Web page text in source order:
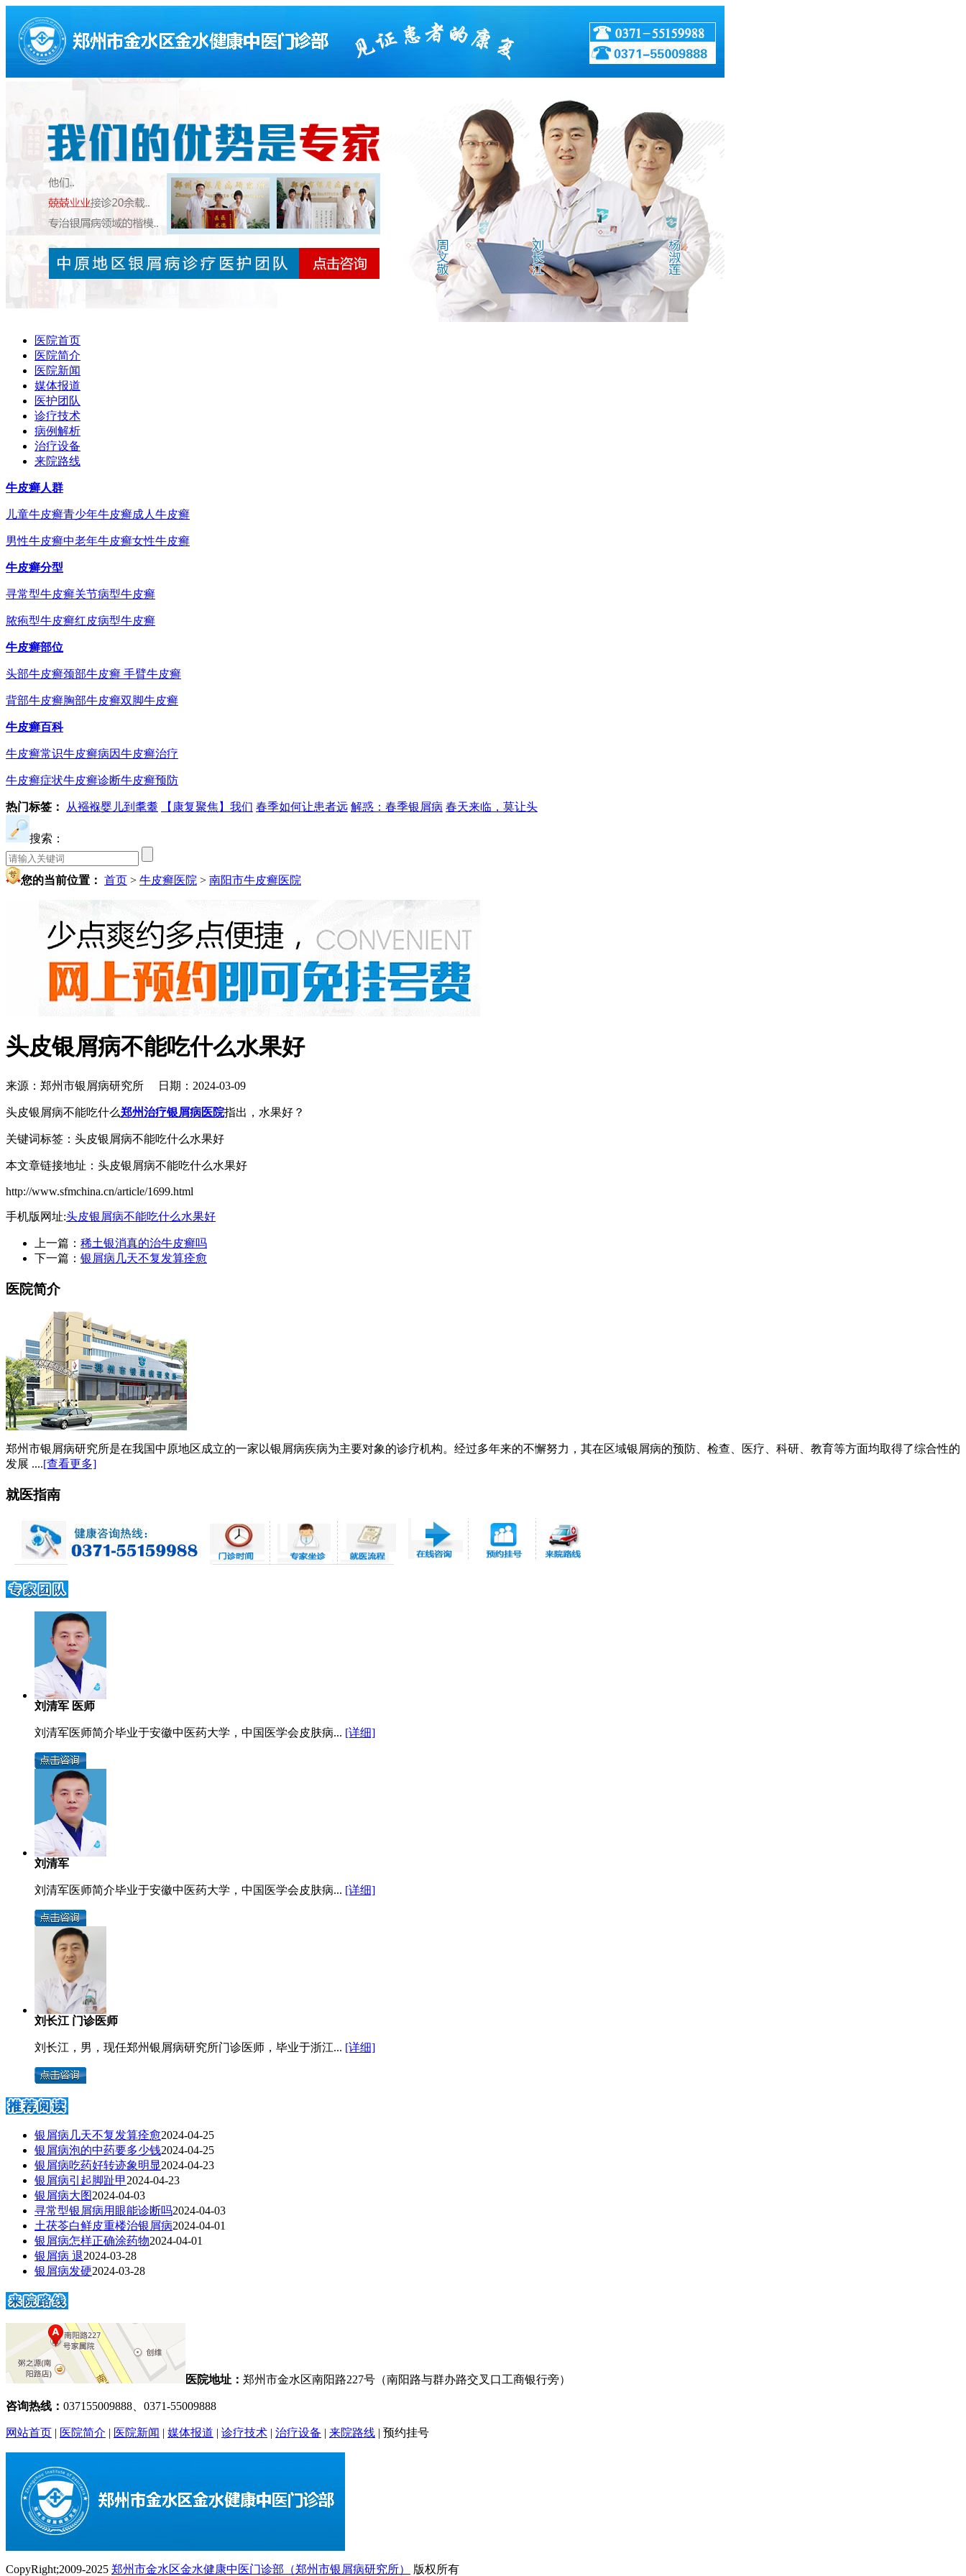
医院首页
医院简介
医院新闻
媒体报道
医护团队
诊疗技术
病例解析
治疗设备
来院路线
牛皮癣人群
儿童牛皮癣青少年牛皮癣成人牛皮癣
男性牛皮癣中老年牛皮癣女性牛皮癣
牛皮癣分型
寻常型牛皮癣关节病型牛皮癣
脓疱型牛皮癣红皮病型牛皮癣
牛皮癣部位
头部牛皮癣颈部牛皮癣 手臂牛皮癣
背部牛皮癣胸部牛皮癣双脚牛皮癣
牛皮癣百科
牛皮癣常识牛皮癣病因牛皮癣治疗
牛皮癣症状牛皮癣诊断牛皮癣预防
热门标签： 从襁褓婴儿到耄耋 【康复聚焦】我们 春季如何让患者远 解惑：春季银屑病 春天来临，莫让头
搜索：
您的当前位置： 首页 > 牛皮癣医院 > 南阳市牛皮癣医院
头皮银屑病不能吃什么水果好
来源：郑州市银屑病研究所 日期：2024-03-09
头皮银屑病不能吃什么郑州治疗银屑病医院指出，水果好？
关键词标签：头皮银屑病不能吃什么水果好
本文章链接地址：头皮银屑病不能吃什么水果好
http://www.sfmchina.cn/article/1699.html
手机版网址:头皮银屑病不能吃什么水果好
上一篇： 稀土银消真的治牛皮癣吗
下一篇： 银屑病几天不复发算痊愈
医院简介
郑州市银屑病研究所是在我国中原地区成立的一家以银屑病疾病为主要对象的诊疗机构。经过多年来的不懈努力，其在区域银屑病的预防、检查、医疗、科研、教育等方面均取得了综合性的
发展 ....[查看更多]
就医指南
刘清军 医师
刘清军医师简介毕业于安徽中医药大学，中国医学会皮肤病... [详细]
刘清军
刘清军医师简介毕业于安徽中医药大学，中国医学会皮肤病... [详细]
刘长江 门诊医师
刘长江，男，现任郑州银屑病研究所门诊医师，毕业于浙江... [详细]
银屑病几天不复发算痊愈2024-04-25
银屑病泡的中药要多少钱2024-04-25
银屑病吃药好转迹象明显2024-04-23
银屑病引起脚趾甲 2024-04-23
银屑病大图2024-04-03
寻常型银屑病用眼能诊断吗2024-04-03
土茯苓白鲜皮重楼治银屑病2024-04-01
银屑病怎样正确涂药物2024-04-01
银屑病 退2024-03-28
银屑病发硬2024-03-28
医院地址： 郑州市金水区南阳路227号（南阳路与群办路交叉口工商银行旁）
咨询热线： 037155009888、0371-55009888
网站首页 | 医院简介 | 医院新闻 | 媒体报道 | 诊疗技术 | 治疗设备 | 来院路线 | 预约挂号
CopyRight;2009-2025 郑州市金水区金水健康中医门诊部（郑州市银屑病研究所） 版权所有